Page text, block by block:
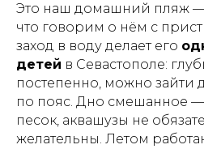
Это наш домашний пляж
что говорим о нём с
заход в воду делает его
детей в Севастополе:
постепенно, можно зайти
по пояс. Дно смешанное —
песок, аквашузы не
желательны. Летом